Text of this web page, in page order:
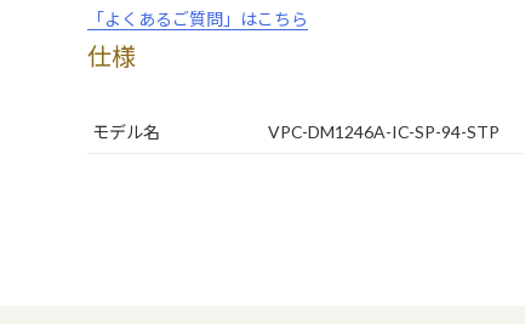
「よくあるご質問」はこちら
仕様
モデル名 VPC-DM1246A-IC-SP-94-STP